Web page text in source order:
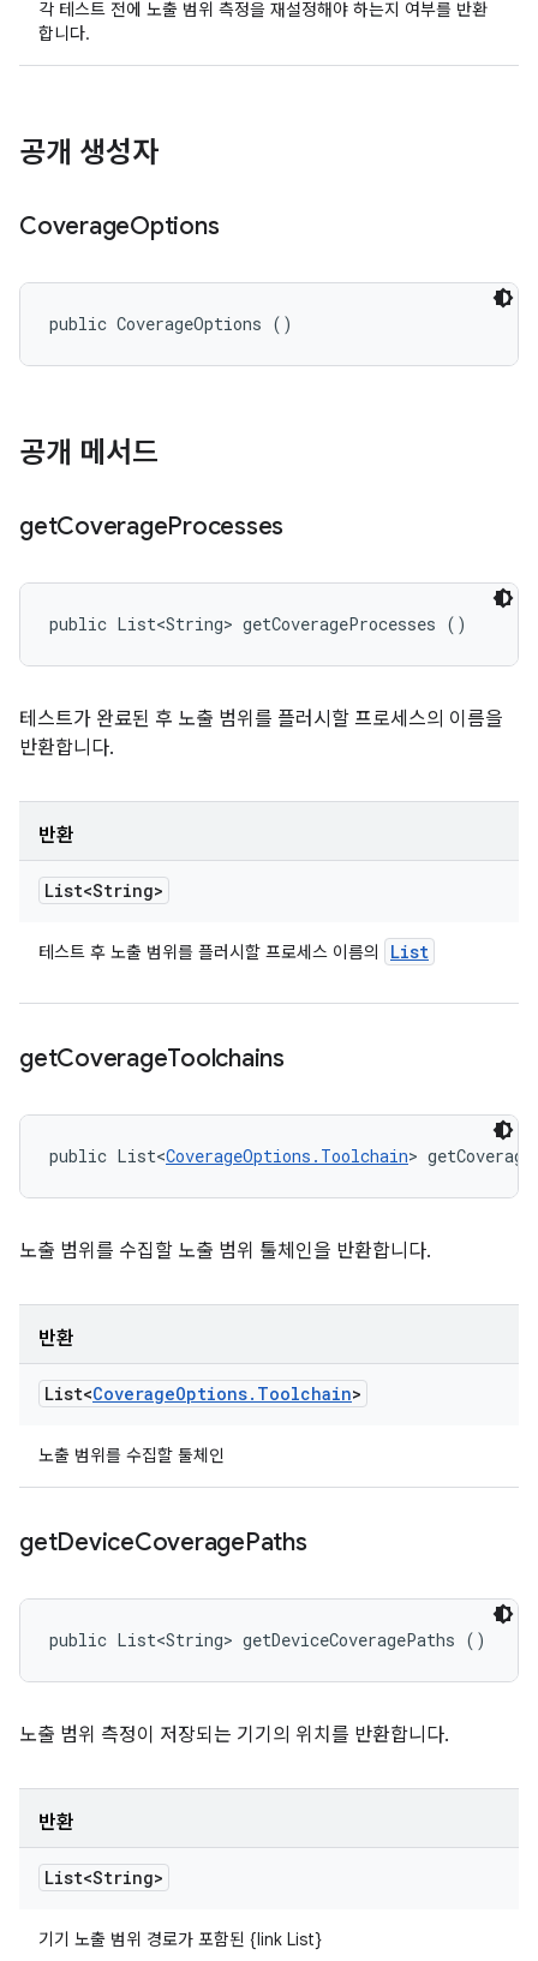
각 테스트 전에 노출 범위 측정을 재설정해야 하는지 여부를 반환
합니다.
공개 생성자
CoverageOptions
public CoverageOptions ()
공개 메서드
getCoverageProcesses
public List<String> getCoverageProcesses ()
테스트가 완료된 후 노출 범위를 플러시할 프로세스의 이름을
반환합니다.
반환
List<String>
테스트 후 노출 범위를 플러시할 프로세스 이름의 List
getCoverageToolchains
public List<CoverageOptions.Toolchain>
노출 범위를 수집할 노출 범위 툴체인을 반환합니다.
반환
List<CoverageOptions. Toolchain>
노출 범위를 수집할 툴체인
getDeviceCoveragePaths
public List<String> getDeviceCoveragePaths ()
노출 범위 측정이 저장되는 기기의 위치를 반환합니다.
반환
List<String>
기기 노출 범위 경로가 포함된 {link List}